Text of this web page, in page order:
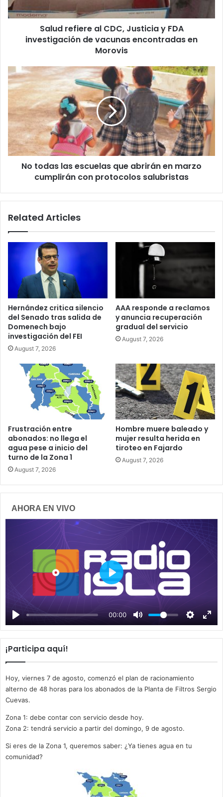
investigación
de
encontradas
Salud refiere al CDC, Justicia y FDA
investigación de vacunas encontradas en
Morovis
No
todas
las
escuelas
que
abrirán
marzo
cumplirán
protocolos
No todas las escuelas que abrirán en marzo
cumplirán con protocolos salubristas
Related Articles
Hernández critica silencio
del Senado tras salida de
Domenech bajo
investigación del FEI
August 7, 2026
AAA responde a reclamos
y anuncia recuperación
gradual del servicio
August 7, 2026
Frustración entre
abonados: no llega el
agua pese a inicio del
turno de la Zona 1
August 7, 2026
Hombre muere baleado y
mujer resulta herida en
tiroteo en Fajardo
August 7, 2026
AHORA EN VIVO
00:00
P
y
¡Participa aquí!
Hoy, viernes 7 de agosto, comenzó el plan de racionamiento
alterno de 48 horas para los abonados de la Planta de Filtros Sergio
Cuevas.
Zona 1: debe contar con servicio desde hoy.
Zona 2: tendrá servicio a partir del domingo, 9 de agosto.
Si eres de la Zona 1, queremos saber: ¿Ya tienes agua en tu
comunidad?